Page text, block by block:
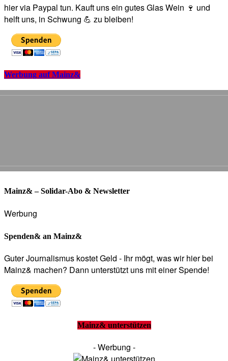
hier via Paypal tun. Kauft uns ein gutes Glas Wein 🍷 und
helft uns, in Schwung 💪 zu bleiben!
Werbung auf Mainz&
Mainz& – Solidar-Abo & Newsletter
Werbung
Spenden& an Mainz&
Guter Journalismus kostet Geld - Ihr mögt, was wir hier bei
Mainz& machen? Dann unterstützt uns mit einer Spende!
Mainz& unterstützen
- Werbung -